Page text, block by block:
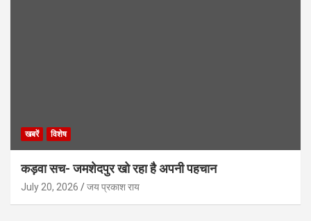
खबरें विशेष
कड़वा सच- जमशेदपुर खो रहा है अपनी पहचान
July 20, 2026 जय प्रकाश राय